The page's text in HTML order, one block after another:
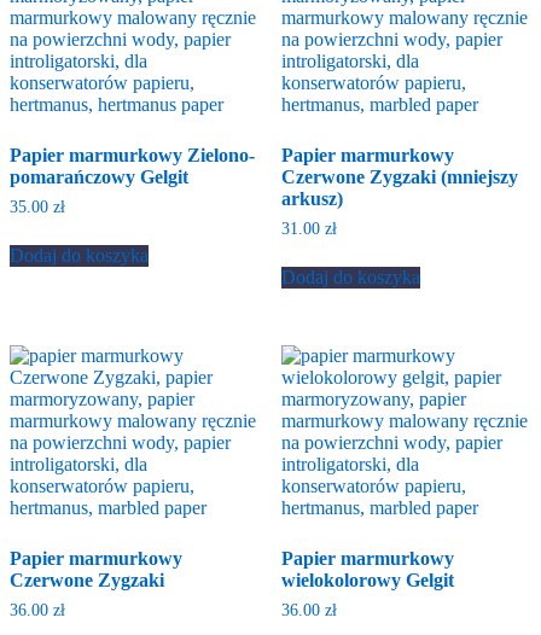
Papier marmurkowy Zielono-
pomarańczowy Gelgit
35.00 zł
Dodaj do koszyka
Papier marmurkowy
Czerwone Zygzaki (mniejszy
arkusz)
31.00 zł
Dodaj do koszyka
Papier marmurkowy
Czerwone Zygzaki
36.00 zł
Papier marmurkowy
wielokolorowy Gelgit
36.00 zł